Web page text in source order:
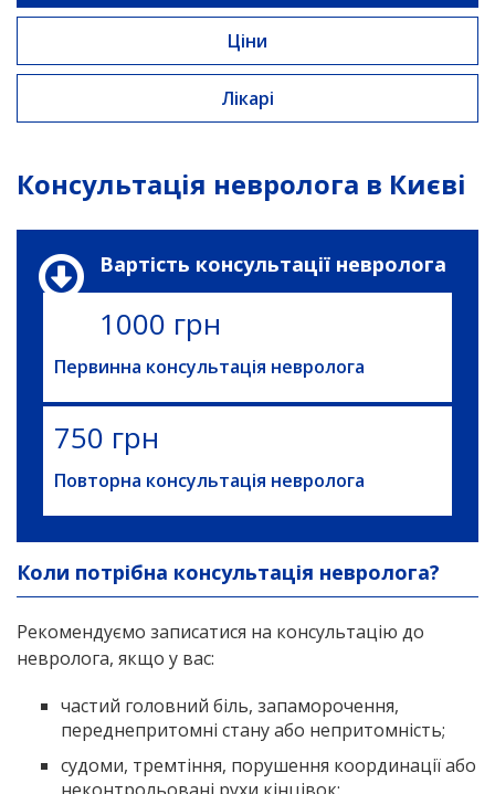
Ціни
Лікарі
Консультація невролога в Києві
Вартість консультації невролога
1000 грн
Первинна консультація невролога
750 грн
Повторна консультація невролога
Коли потрібна консультація невролога?
Рекомендуємо записатися на консультацію до
невролога, якщо у вас:
частий головний біль, запаморочення,
переднепритомні стану або непритомність;
судоми, тремтіння, порушення координації або